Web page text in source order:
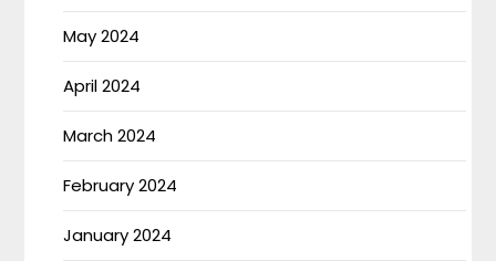
May 2024
April 2024
March 2024
February 2024
January 2024